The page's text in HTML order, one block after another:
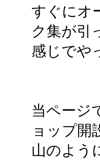
すぐにオ
ク集が引
感じでや
当ページ
ョップ開
山のよう